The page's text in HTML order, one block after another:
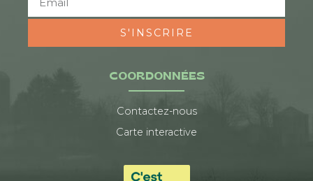
COORDONNÉES
Contactez-nous
Carte interactive
S'INSCRIRE